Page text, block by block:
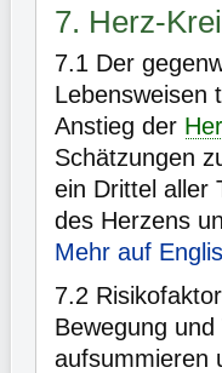
7. Herz-
7.1 Der
Lebensweisen
Anstieg der
Schätzungen
ein Drittel aller
des Herzens
Mehr auf
7.2
Bewegung
aufsummieren